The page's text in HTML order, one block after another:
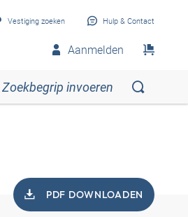
Vestiging zoeken Hulp & Contact
Aanmelden
PDF DOWNLOADEN